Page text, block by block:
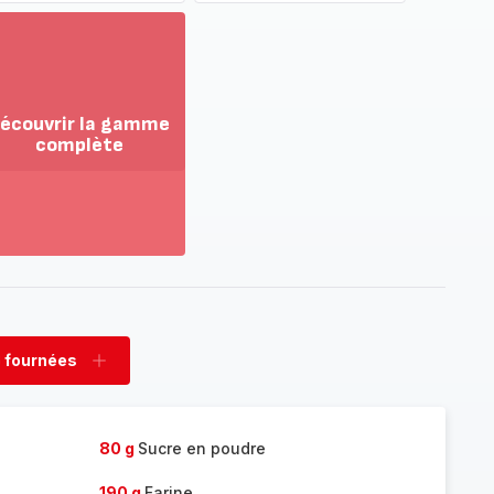
la gamme
complète
fournées
Ajouter
80 g Sucre en poudre